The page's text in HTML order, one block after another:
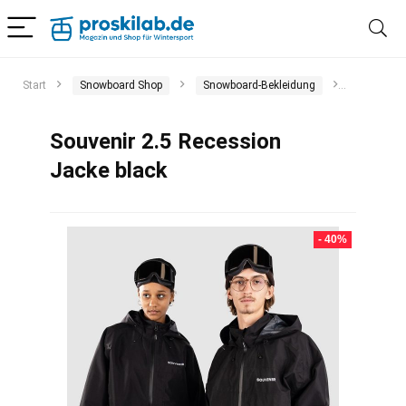
Start Snowboard Shop Snowboard-Bekleidung
Souvenir 2.5 Recession
Jacke black
- 40%